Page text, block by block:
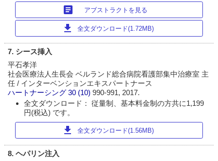
article アブストラクトを見る
download 全文ダウンロード(1.72MB)
7. シース挿入
平石孝洋
社会医療法人生長会 ベルランド総合病院看護部集中治療室 主
任 / インターベンションエキスパートナース
ハートナーシング 30 (10)990-991, 2017.
全文ダウンロード： 従量制、基本料金制の方共に1,199
円(税込) です。
download 全文ダウンロード(1.56MB)
8. ヘパリン注入